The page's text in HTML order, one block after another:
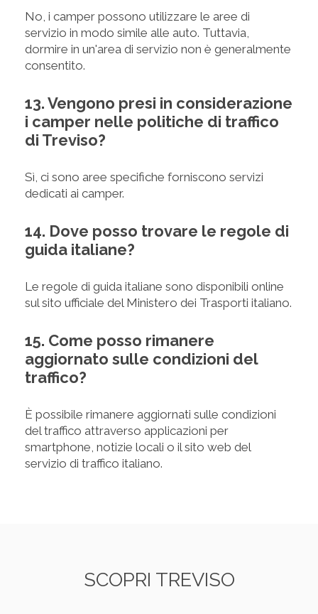
No, i camper possono utilizzare le aree di
servizio in modo simile alle auto. Tuttavia,
dormire in un'area di servizio non è generalmente
consentito.
13. Vengono presi in considerazione
i camper nelle politiche di traffico
di Treviso?
Sì, ci sono aree specifiche forniscono servizi
dedicati ai camper.
14. Dove posso trovare le regole di
guida italiane?
Le regole di guida italiane sono disponibili online
sul sito ufficiale del Ministero dei Trasporti italiano.
15. Come posso rimanere
aggiornato sulle condizioni del
traffico?
È possibile rimanere aggiornati sulle condizioni
del traffico attraverso applicazioni per
smartphone, notizie locali o il sito web del
servizio di traffico italiano.
SCOPRI TREVISO